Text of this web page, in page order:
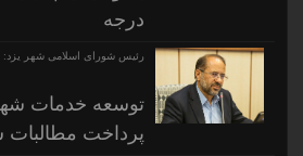
درجه
رئیس شورای اسلامی شهر یزد:
توسعه خدمات شهری
پرداخت مطالبات